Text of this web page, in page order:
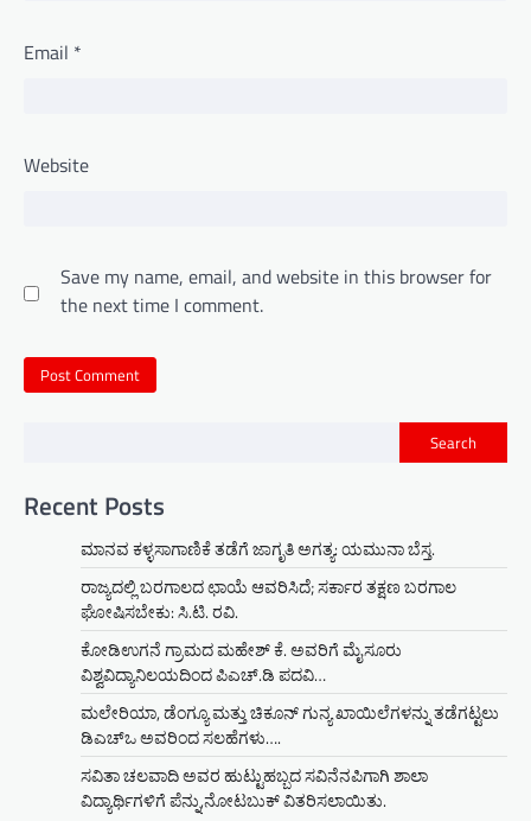
Email *
Website
Save my name, email, and website in this browser for
the next time I comment.
Search
Recent Posts
ಮಾನವ ಕಳ್ಳಸಾಗಾಣಿಕೆ ತಡೆಗೆ ಜಾಗೃತಿ ಅಗತ್ಯ: ಯಮುನಾ ಬೆಸ್ತ.
ರಾಜ್ಯದಲ್ಲಿ ಬರಗಾಲದ ಛಾಯೆ ಆವರಿಸಿದೆ; ಸರ್ಕಾರ ತಕ್ಷಣ ಬರಗಾಲ
ಘೋಷಿಸಬೇಕು: ಸಿ.ಟಿ. ರವಿ.
ಕೋಡಿಉಗನೆ ಗ್ರಾಮದ ಮಹೇಶ್ ಕೆ. ಅವರಿಗೆ ಮೈಸೂರು
ವಿಶ್ವವಿದ್ಯಾನಿಲಯದಿಂದ ಪಿಎಚ್.ಡಿ ಪದವಿ…
ಮಲೇರಿಯಾ, ಡೆಂಗ್ಯೂ ಮತ್ತು ಚಿಕೂನ್ ಗುನ್ಯ ಖಾಯಿಲೆಗಳನ್ನು ತಡೆಗಟ್ಟಲು
ಡಿಎಚ್‌ಒ ಅವರಿಂದ ಸಲಹೆಗಳು….
ಸವಿತಾ ಚಲವಾದಿ ಅವರ ಹುಟ್ಟುಹಬ್ಬದ ಸವಿನೆನಪಿಗಾಗಿ ಶಾಲಾ
ವಿದ್ಯಾರ್ಥಿಗಳಿಗೆ ಪೆನ್ನು,ನೋಟಬುಕ್ ವಿತರಿಸಲಾಯಿತು.